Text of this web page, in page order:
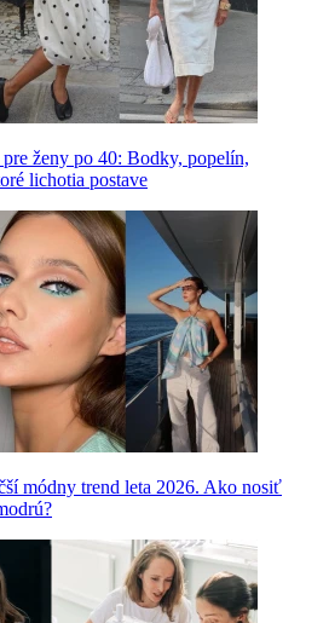
ženy po 40: Bodky, popelín,
lichotia postave
módny trend leta 2026. Ako nosiť